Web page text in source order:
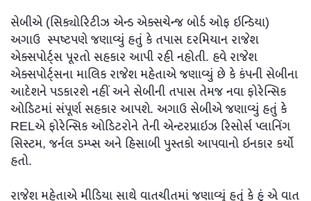
સેબીએ (સિક્યોરિટીઝ એન્ડ એક્સચેન્જ બોર્ડ ઓફ ઇન્ડિયા)
અગાઉ સ્પષ્ટપણે જણાવ્યું હતું કે તપાસ દરમિયાન રાજેશ
એક્સપોર્ટ્સ પૂરતો સહકાર આપી રહી નહોતી. હવે રાજેશ
એક્સપોર્ટ્સના માલિક રાજેશ મહેતાએ જણાવ્યું છે કે કંપની સેબીના
આદેશને પડકારશે નહીં અને સેબીની તપાસ તેમજ નવા ફોરેન્સિક
ઓડિટમાં સંપૂર્ણ સહકાર આપશે. અગાઉ સેબીએ જણાવ્યું હતું કે
RELએ ફોરેન્સિક ઓડિટરોને તેની એન્ટરપ્રાઇઝ રિસોર્સ પ્લાનિંગ
સિસ્ટમ, જર્નલ ડમ્પ્સ અને હિસાબી પુસ્તકો આપવાનો ઇનકાર કર્યો
હતો.
રાજેશ મહેતાએ મીડિયા સાથે વાતચીતમાં જણાવ્યું હતું કે હું એ વાત